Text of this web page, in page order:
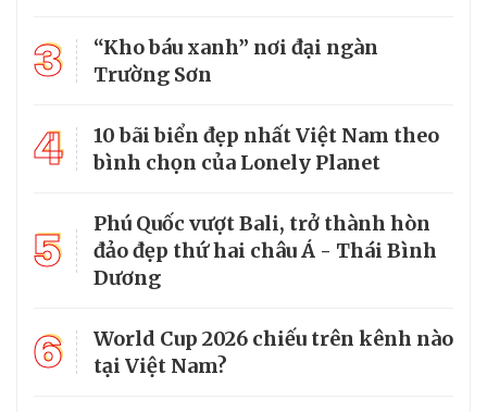
3
“Kho báu xanh” nơi đại ngàn
Trường Sơn
4
10 bãi biển đẹp nhất Việt Nam theo
bình chọn của Lonely Planet
5
Phú Quốc vượt Bali, trở thành hòn
đảo đẹp thứ hai châu Á - Thái Bình
Dương
6
World Cup 2026 chiếu trên kênh nào
tại Việt Nam?